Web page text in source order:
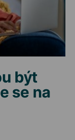
být
se na